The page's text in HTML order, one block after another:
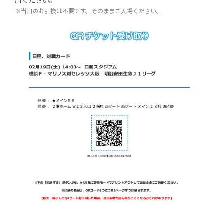
※当日のお引換は不要です。そのままご入場ください。